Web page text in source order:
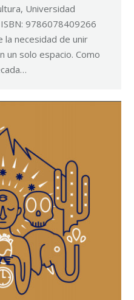
Universidad
9786078409266
la necesidad de unir
un solo espacio. Como